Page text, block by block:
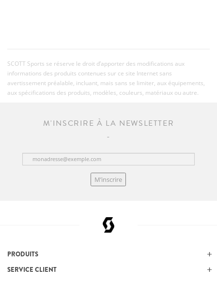
SCOTT Sports se réserve le droit d’apporter des modifications aux
informations des produits contenues sur ce site Internet sans
avertissement préalable, incluant, mais sans se limiter, aux équipements,
aux spécifications des produits, modèles, couleurs, matériaux ou autre.
M'INSCRIRE À LA NEWSLETTER
M’inscrire
PRODUITS
SERVICE CLIENT